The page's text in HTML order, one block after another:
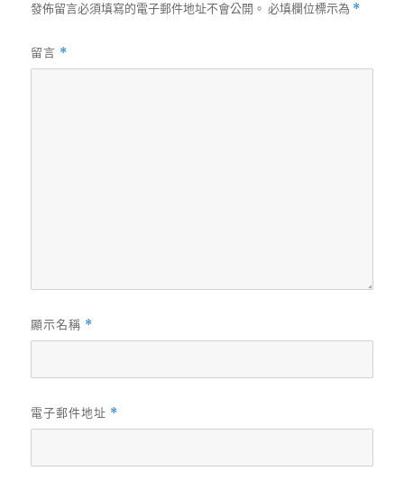
發佈留言必須填寫的電子郵件地址不會公開。 必填欄位標示為 *
留言 *
顯示名稱 *
電子郵件地址 *